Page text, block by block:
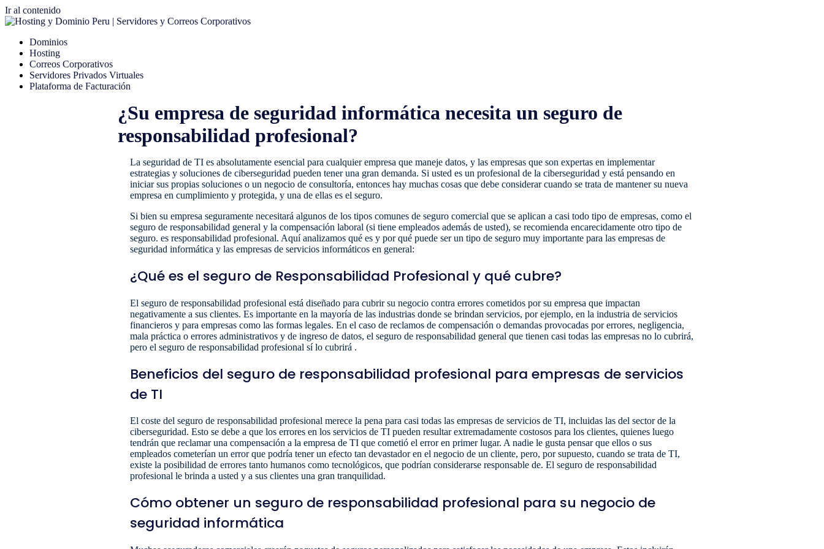
Ir al contenido
Dominios
Hosting
Correos Corporativos
Servidores Privados Virtuales
Plataforma de Facturación
¿Su empresa de seguridad informática necesita un seguro de
responsabilidad profesional?
La seguridad de TI es absolutamente esencial para cualquier empresa que maneje datos, y las empresas que son expertas en implementar
estrategias y soluciones de ciberseguridad pueden tener una gran demanda. Si usted es un profesional de la ciberseguridad y está pensando en
iniciar sus propias soluciones o un negocio de consultoría, entonces hay muchas cosas que debe considerar cuando se trata de mantener su nueva
empresa en cumplimiento y protegida, y una de ellas es el seguro.
Si bien su empresa seguramente necesitará algunos de los tipos comunes de seguro comercial que se aplican a casi todo tipo de empresas, como el
seguro de responsabilidad general y la compensación laboral (si tiene empleados además de usted), se recomienda encarecidamente otro tipo de
seguro. es responsabilidad profesional. Aquí analizamos qué es y por qué puede ser un tipo de seguro muy importante para las empresas de
seguridad informática y las empresas de servicios informáticos en general:
¿Qué es el seguro de Responsabilidad Profesional y qué cubre?
El seguro de responsabilidad profesional está diseñado para cubrir su negocio contra errores cometidos por su empresa que impactan
negativamente a sus clientes. Es importante en la mayoría de las industrias donde se brindan servicios, por ejemplo, en la industria de servicios
financieros y para empresas como las formas legales. En el caso de reclamos de compensación o demandas provocadas por errores, negligencia,
mala práctica o errores administrativos y de ingreso de datos, el seguro de responsabilidad general que tienen casi todas las empresas no lo cubrirá,
pero el seguro de responsabilidad profesional sí lo cubrirá .
Beneficios del seguro de responsabilidad profesional para empresas de servicios
de TI
El coste del seguro de responsabilidad profesional merece la pena para casi todas las empresas de servicios de TI, incluidas las del sector de la
ciberseguridad. Esto se debe a que los errores en los servicios de TI pueden resultar extremadamente costosos para los clientes, quienes luego
tendrán que reclamar una compensación a la empresa de TI que cometió el error en primer lugar. A nadie le gusta pensar que ellos o sus
empleados cometerían un error que podría tener un efecto tan devastador en el negocio de un cliente, pero, por supuesto, cuando se trata de TI,
existe la posibilidad de errores tanto humanos como tecnológicos, que podrían considerarse responsable de. El seguro de responsabilidad
profesional le brinda a usted y a sus clientes una gran tranquilidad.
Cómo obtener un seguro de responsabilidad profesional para su negocio de
seguridad informática